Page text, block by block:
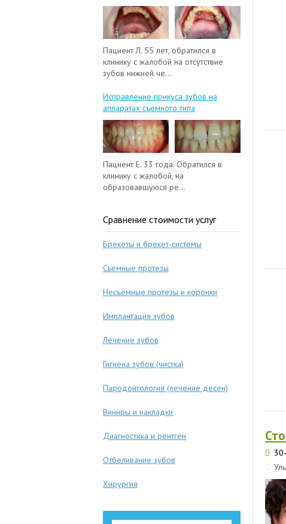
Пациент Л. 55 лет, обратился в
клинику с жалобой на отсутствие
зубов нижней че...
Исправление прикуса зубов на
аппаратах съемного типа
Пациент Е. 33 года. Обратился в
клинику с жалобой, на
образовавшуюся ре...
Сравнение стоимости услуг
Брекеты и брекет-системы
Съемные протезы
Несъемные протезы и коронки
Имплантация зубов
Лечение зубов
Гигиена зубов (чистка)
Пародонтология (лечение десен)
Виниры и накладки
Диагностика и рентген
Отбеливание зубов
Хирургия